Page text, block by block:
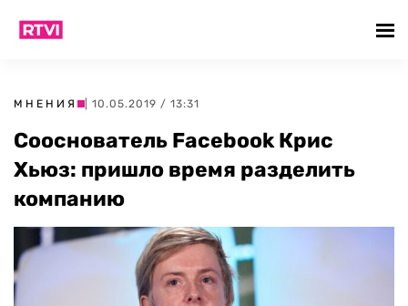
МНЕНИЯ | 10.05.2019 / 13:31
Сооснователь Facebook Крис
Хьюз: пришло время разделить
компанию